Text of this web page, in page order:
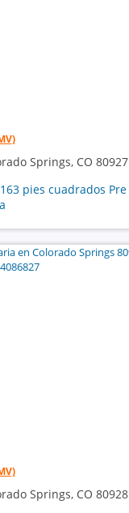
Springs, CO 80927
pies cuadrados Pre
Springs, CO 80928